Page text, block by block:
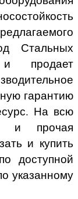
Стальных
и продает
гарантию
На всю
и прочая
и купить
доступной
указанному